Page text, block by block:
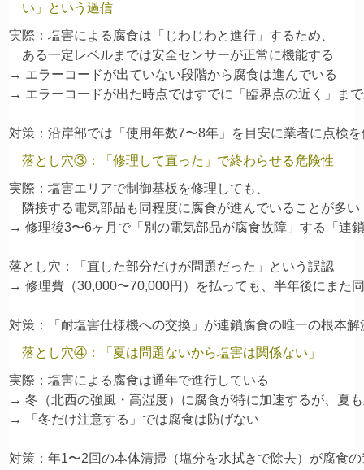
い」という過信
実際：塩害による腐食は「じわじわと進行」するため、
    ある一定レベルまでは安全センサーが正常に機能する
→ エラーコードが出ていない段階から腐食は進んでいる
→ エラーコードが出た時点ではすでに「臨界点の近く」ま
落とし穴③：「修理して直った」で終わらせる危険性
実際：塩害エリアで制御基板を修理しても、
    隣接する電気部品も同程度に腐食が進んでいることが多い
→ 修理後3〜6ヶ月で「別の電気部品が腐食故障」する「連
落とし穴：「直した部分だけが問題だった」という誤認
→ 修理費（30,000〜70,000円）を払っても、半年後にまた
落とし穴④：「夏は問題ないから塩害は関係ない」
実際：塩害による腐食は通年で進行している
→ 冬（北西の強風・高湿度）に腐食が特に加速するが、夏
→ 「冬だけ注意する」では腐食は防げない